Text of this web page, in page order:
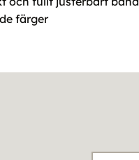
färger